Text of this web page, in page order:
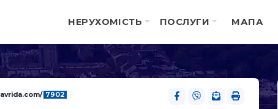
НЕРУХОМІСТЬ ПОСЛУГИ МАПА
avrida.com/ 7902